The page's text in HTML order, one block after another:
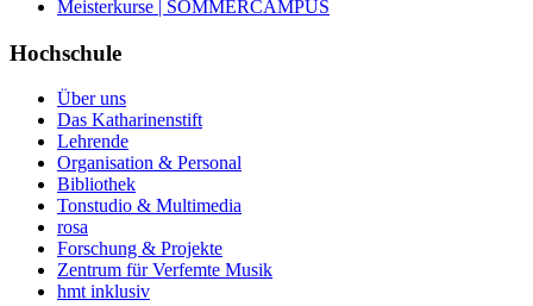
Meisterkurse | SOMMERCAMPUS
Hochschule
Über uns
Das Katharinenstift
Lehrende
Organisation & Personal
Bibliothek
Tonstudio & Multimedia
rosa
Forschung & Projekte
Zentrum für Verfemte Musik
hmt inklusiv